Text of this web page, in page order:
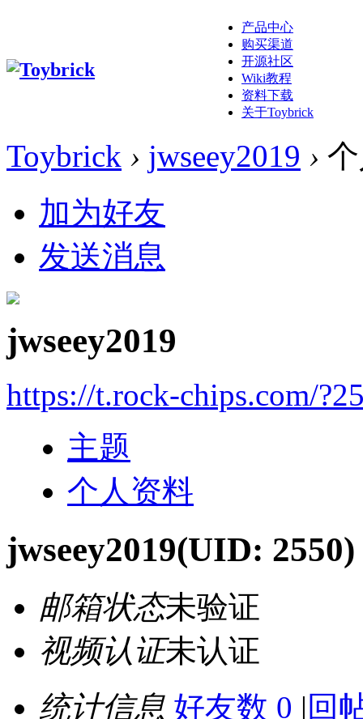
产品中心
购买渠道
开源社区
Wiki教程
资料下载
关于Toybrick
Toybrick › jwseey2019 ›
加为好友
发送消息
jwseey2019
https://t.rock-chips.com/
主题
个人资料
jwseey2019(UID: 2550)
邮箱状态未验证
视频认证未认证
统计信息 好友数 0 | 回